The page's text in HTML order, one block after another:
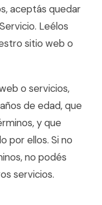
aceptás quedar
Leélos
sitio web o
o servicios,
de edad, que
y que
por ellos. Si no
no podés
servicios.